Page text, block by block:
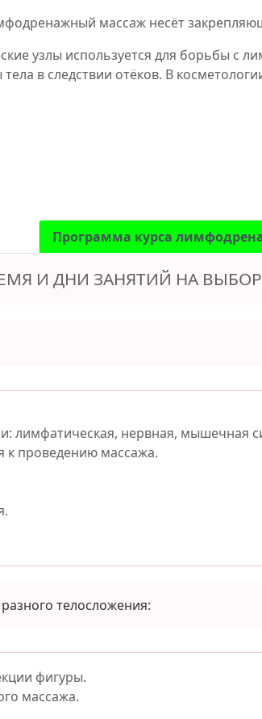
массаж несёт
узлы используется для борьбы с
в следствии отёков. В
Программа курса
И ДНИ ЗАНЯТИЙ НА ВЫБОР
лимфатическая, нервная, мышечная
к проведению массажа.
телосложения:
фигуры.
массажа.